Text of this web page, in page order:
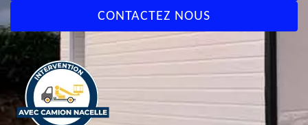
CONTACTEZ NOUS